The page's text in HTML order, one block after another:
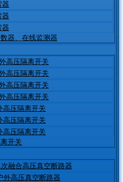
器
器
器
器、在线监测器
高压隔离开关
高压隔离开关
高压隔离开关
高压隔离开关
高压隔离开关
高压隔离开关
高压隔离开关
开关
融合高压真空断路器
外高压真空断路器